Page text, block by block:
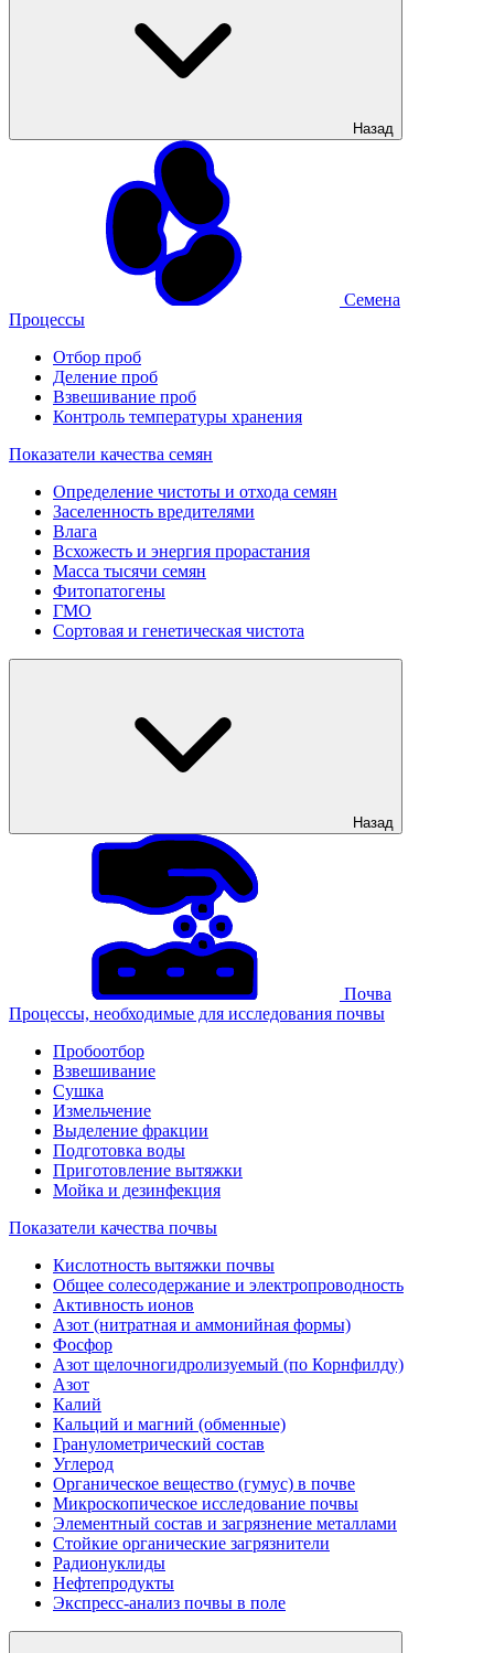
Назад
Семена
Процессы
Отбор проб
Деление проб
Взвешивание проб
Контроль температуры хранения
Показатели качества семян
Определение чистоты и отхода семян
Заселенность вредителями
Влага
Всхожесть и энергия прорастания
Масса тысячи семян
Фитопатогены
ГМО
Сортовая и генетическая чистота
Назад
Почва
Процессы, необходимые для исследования почвы
Пробоотбор
Взвешивание
Сушка
Измельчение
Выделение фракции
Подготовка воды
Приготовление вытяжки
Мойка и дезинфекция
Показатели качества почвы
Кислотность вытяжки почвы
Общее солесодержание и электропроводность
Активность ионов
Азот (нитратная и аммонийная формы)
Фосфор
Азот щелочногидролизуемый (по Корнфилду)
Азот
Калий
Кальций и магний (обменные)
Гранулометрический состав
Углерод
Органическое вещество (гумус) в почве
Микроскопическое исследование почвы
Элементный состав и загрязнение металлами
Стойкие органические загрязнители
Радионуклиды
Нефтепродукты
Экспресс-анализ почвы в поле